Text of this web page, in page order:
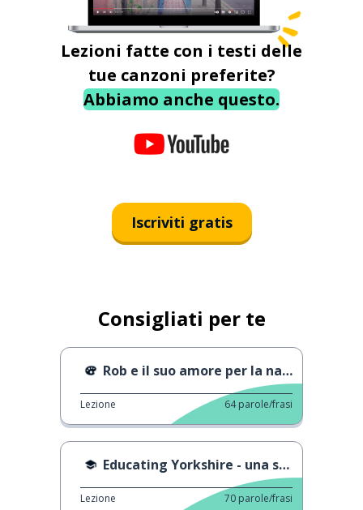
Lezioni fatte con i testi delle
tue canzoni preferite?
Abbiamo anche questo.
Iscriviti gratis
Consigliati per te
Rob e il suo amore per la natura
Lezione 64 parole/frasi
Educating Yorkshire - una scena
Lezione 70 parole/frasi